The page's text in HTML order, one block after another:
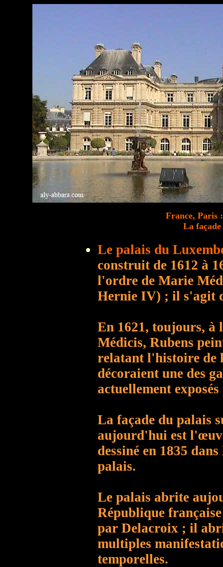
France, Paris
La
Le palais du
construit de 1612 à
l'ordre de Marie
Hernie IV) ; il s'agit
En 1621, toujours, à
Médicis, Rubens
relatant l'histoire de
décoraient une des
actuellement
La façade du palais
aujourd'hui est
dessiné en 1835
palais.
Le palais abrite
République
par Delacroix ; il
multiples
temporelles.